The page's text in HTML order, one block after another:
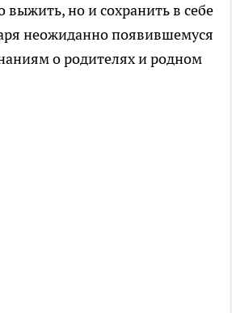
выжить, но и сохранить в себе
неожиданно появившемуся
о родителях и родном